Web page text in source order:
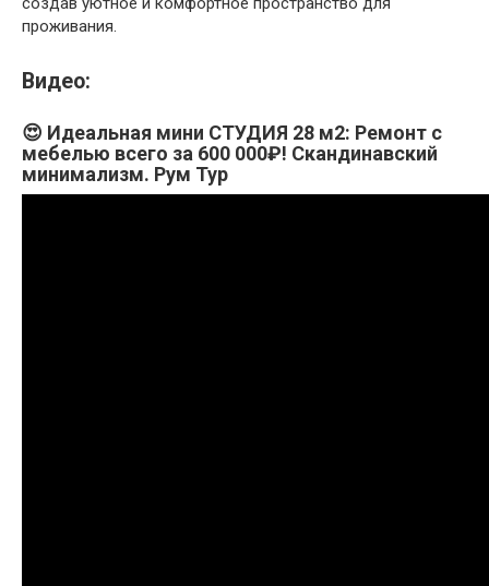
проживания.
Видео:
😍 Идеальная мини СТУДИЯ 28 м2: Ремонт с
мебелью всего за 600 000₽! Скандинавский
минимализм. Рум Тур